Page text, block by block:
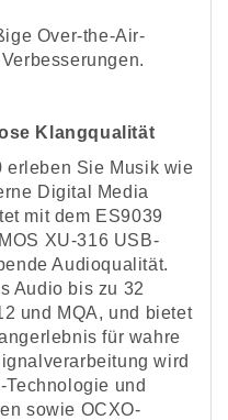
Over-the-Air-
Klangqualität
erleben Sie Musik wie
Digital Media
mit dem ES9039
XU-316 USB-
Audioqualität.
Audio bis zu 32
und MQA, und bietet
für wahre
wird
und
sowie OCXO-